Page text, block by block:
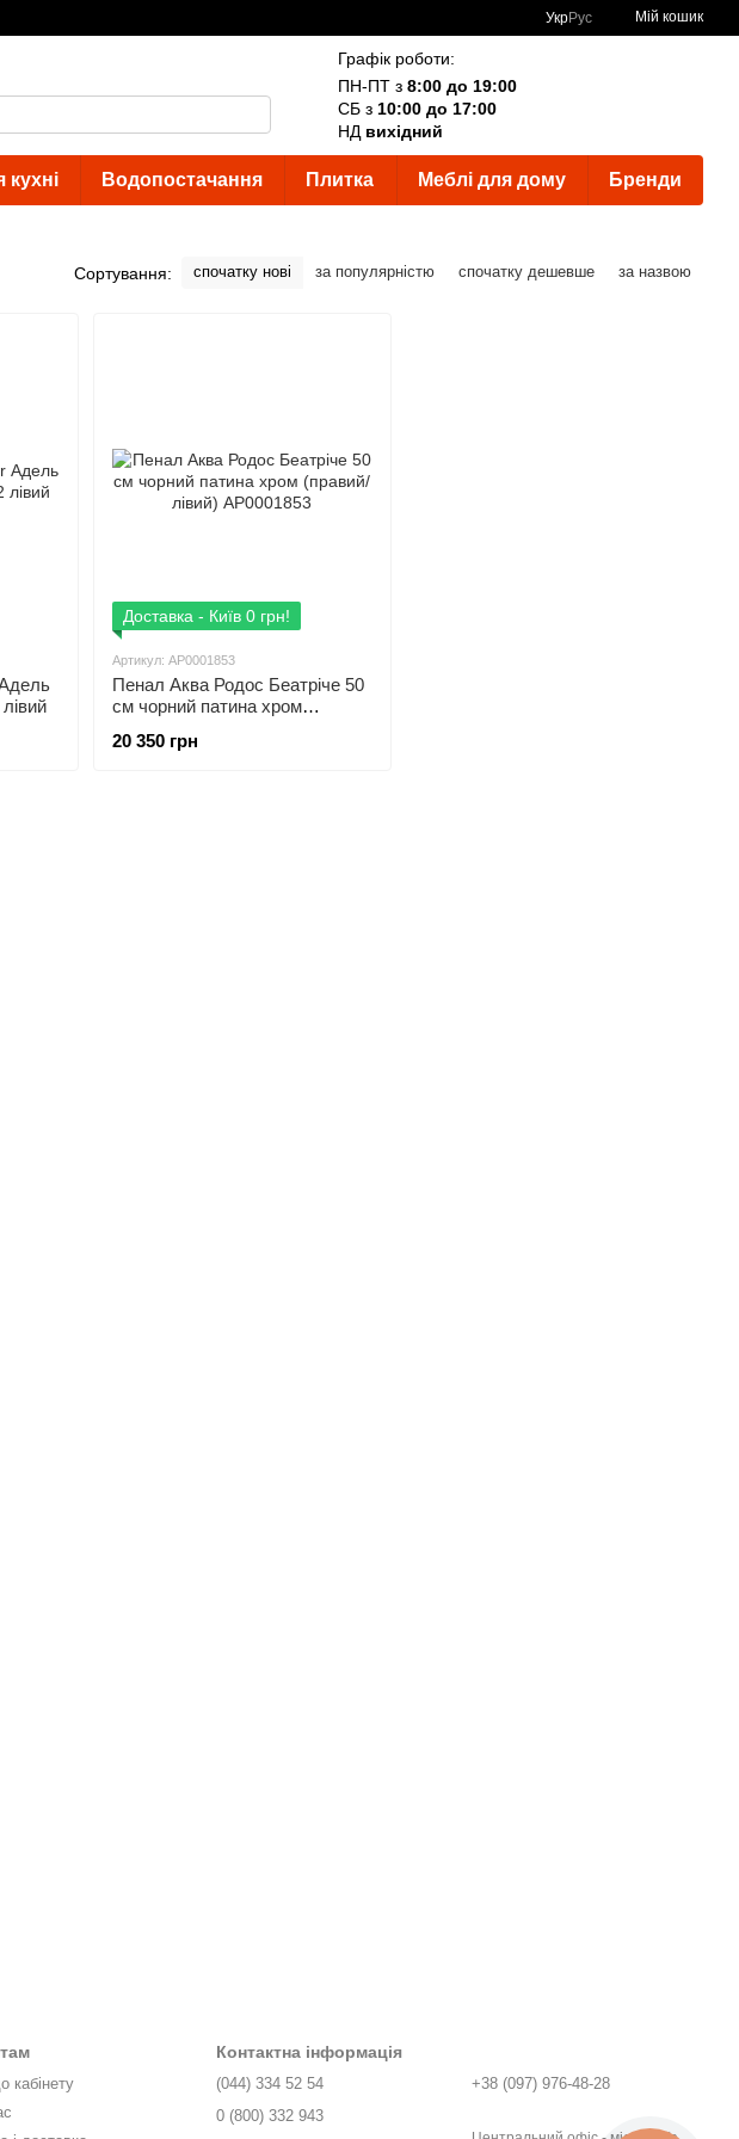
УкрРус Мій кошик
Графік роботи:
ПН-ПТ з 8:00 до 19:00
СБ з 10:00 до 17:00
НД вихідний
кухні Водопостачання Плитка Меблі для дому Бренди
Сортування: спочатку нові за популярністю спочатку дешевше за назвою
Доставка - Київ 0 грн!
Артикул: АР0001853
Пенал Аква Родос Беатріче 50
см чорний патина хром
20 350 грн
кабінету
Контактна інформація
(044) 334 52 54
0 (800) 332 943
+38 (097) 976-48-28